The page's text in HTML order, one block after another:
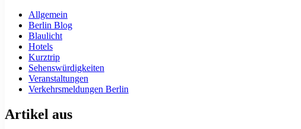
Allgemein
Berlin Blog
Blaulicht
Hotels
Kurztrip
Sehenswürdigkeiten
Veranstaltungen
Verkehrsmeldungen Berlin
Artikel aus